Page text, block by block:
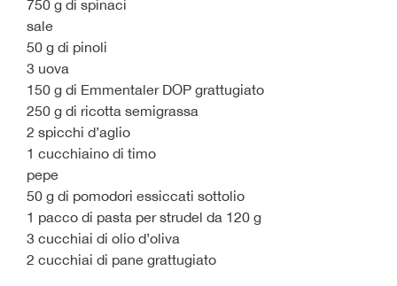
750 g di spinaci
sale
50 g di pinoli
3 uova
150 g di Emmentaler DOP grattugiato
250 g di ricotta semigrassa
2 spicchi d’aglio
1 cucchiaino di timo
pepe
50 g di pomodori essiccati sottolio
1 pacco di pasta per strudel da 120 g
3 cucchiai di olio d’oliva
2 cucchiai di pane grattugiato